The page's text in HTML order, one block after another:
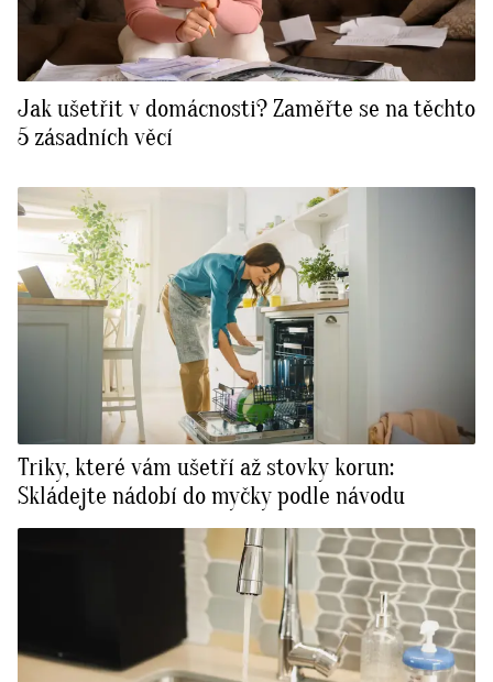
Jak ušetřit v domácnosti? Zaměřte se na těchto
5 zásadních věcí
Triky, které vám ušetří až stovky korun:
Skládejte nádobí do myčky podle návodu